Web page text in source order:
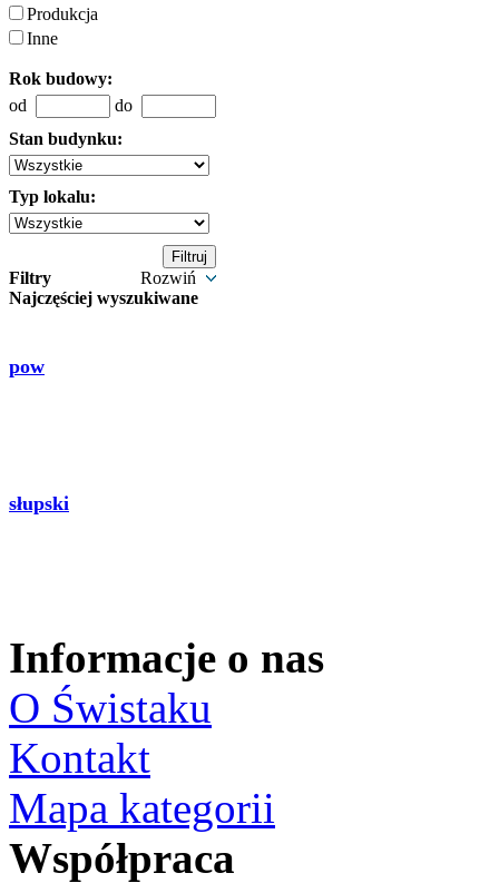
Produkcja
Inne
Rok budowy:
od
do
Stan budynku:
Typ lokalu:
Filtry
Rozwiń
Najczęściej wyszukiwane
pow
słupski
Informacje o nas
O Świstaku
Kontakt
Mapa kategorii
Współpraca